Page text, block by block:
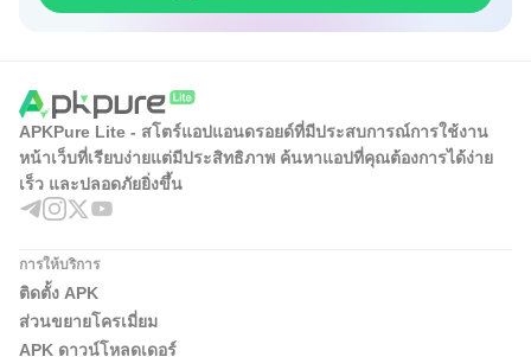
APKPure Lite - สโตร์แอปแอนดรอยด์ที่มีประสบการณ์การใช้งาน
หน้าเว็บที่เรียบง่ายแต่มีประสิทธิภาพ ค้นหาแอปที่คุณต้องการได้ง่าย
เร็ว และปลอดภัยยิ่งขึ้น
การให้บริการ
ติดตั้ง APK
ส่วนขยายโครเมี่ยม
APK ดาวน์โหลดเดอร์